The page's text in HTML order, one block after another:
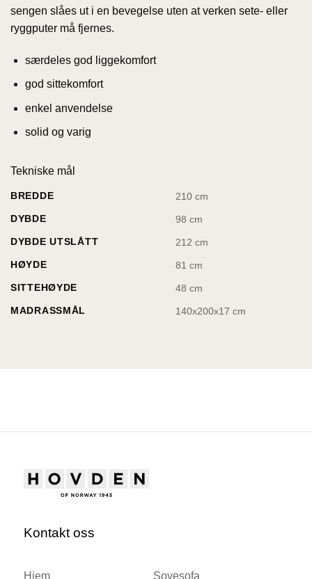
sengen slåes ut i en bevegelse uten at verken sete- eller
ryggputer må fjernes.
særdeles god liggekomfort
god sittekomfort
enkel anvendelse
solid og varig
Tekniske mål
BREDDE
210 cm
DYBDE
98 cm
DYBDE UTSLÅTT
212 cm
HØYDE
81 cm
SITTEHØYDE
48 cm
MADRASSMÅL
140x200x17 cm
Kontakt oss
Hjem Sovesofa